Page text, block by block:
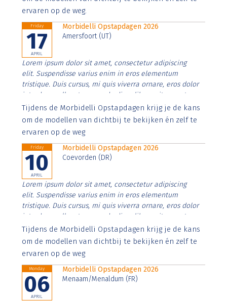
ervaren op de weg.
Friday
17
APRIL
Morbidelli Opstapdagen 2026
Amersfoort (UT)
Lorem ipsum dolor sit amet, consectetur adipiscing
elit. Suspendisse varius enim in eros elementum
tristique. Duis cursus, mi quis viverra ornare, eros dolor
interdum nulla, ut commodo diam libero vitae erat.
Aenean faucibus nibh et justo cursus id rutrum lorem
imperdiet. Nunc ut sem vitae risus tristique posuere.
Tijdens de Morbidelli Opstapdagen krijg je de kans
om de modellen van dichtbij te bekijken én zelf te
ervaren op de weg
Friday
10
APRIL
Morbidelli Opstapdagen 2026
Coevorden (DR)
Lorem ipsum dolor sit amet, consectetur adipiscing
elit. Suspendisse varius enim in eros elementum
tristique. Duis cursus, mi quis viverra ornare, eros dolor
interdum nulla, ut commodo diam libero vitae erat.
Aenean faucibus nibh et justo cursus id rutrum lorem
imperdiet. Nunc ut sem vitae risus tristique posuere.
Tijdens de Morbidelli Opstapdagen krijg je de kans
om de modellen van dichtbij te bekijken én zelf te
ervaren op de weg
Monday
06
APRIL
Morbidelli Opstapdagen 2026
Menaam/Menaldum (FR)